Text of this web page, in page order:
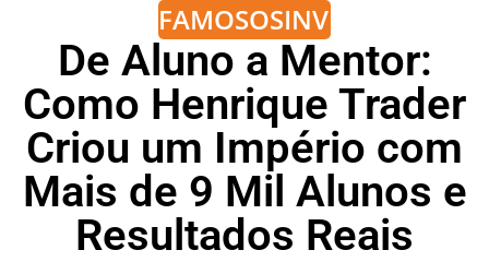
FAMOSOSINVESTIMENTOS
De Aluno a Mentor:
Como Henrique Trader
Criou um Império com
Mais de 9 Mil Alunos e
Resultados Reais